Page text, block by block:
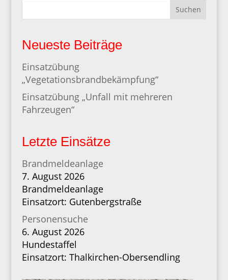
Suchen
Neueste Beiträge
Einsatzübung
„Vegetationsbrandbekämpfung“
Einsatzübung „Unfall mit mehreren
Fahrzeugen“
Letzte Einsätze
Brandmeldeanlage
7. August 2026
Brandmeldeanlage
Einsatzort: Gutenbergstraße
Personensuche
6. August 2026
Hundestaffel
Einsatzort: Thalkirchen-Obersendling